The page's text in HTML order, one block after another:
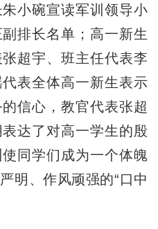
小碗宣读军训领导小
排长名单；高一新生
超宇、班主任代表李
表全体高一新生表示
信心，教官代表张超
达了对高一学生的殷
同学们成为一个体魄
明、作风顽强的“口中